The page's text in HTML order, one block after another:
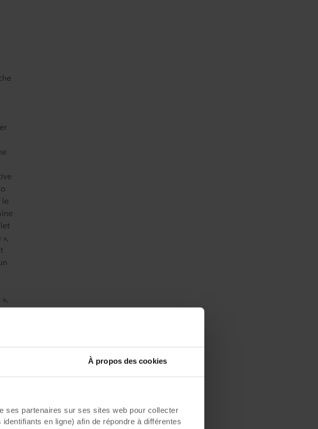
À propos des cookies
ses partenaires sur ses sites web pour collecter
en ligne) afin de répondre à différentes